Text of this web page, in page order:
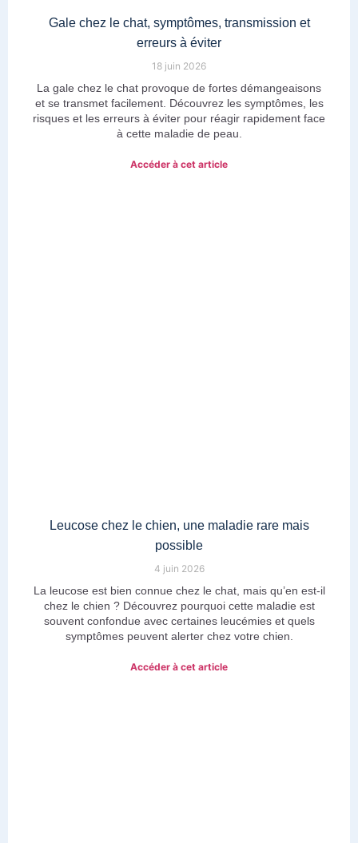
Gale chez le chat, symptômes, transmission et
erreurs à éviter
18 juin 2026
La gale chez le chat provoque de fortes démangeaisons
et se transmet facilement. Découvrez les symptômes, les
risques et les erreurs à éviter pour réagir rapidement face
à cette maladie de peau.
Accéder à cet article
Leucose chez le chien, une maladie rare mais
possible
4 juin 2026
La leucose est bien connue chez le chat, mais qu’en est-il
chez le chien ? Découvrez pourquoi cette maladie est
souvent confondue avec certaines leucémies et quels
symptômes peuvent alerter chez votre chien.
Accéder à cet article